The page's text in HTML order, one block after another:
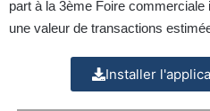
part à la 3ème Foire
une valeur de transactions
Installer